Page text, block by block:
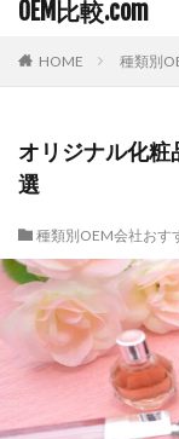
OEM比較.com
HOME 種類別
オリジナル化
選
種類別OEM会社おす